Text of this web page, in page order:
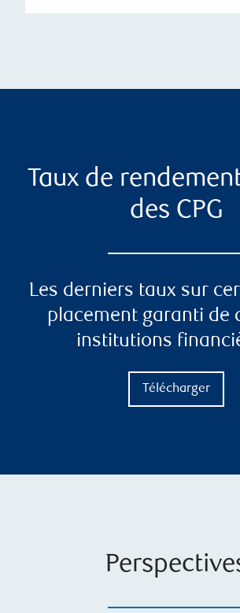
Taux de
des CPG
Les derniers taux sur
placement garanti de
institutions
Télécharger